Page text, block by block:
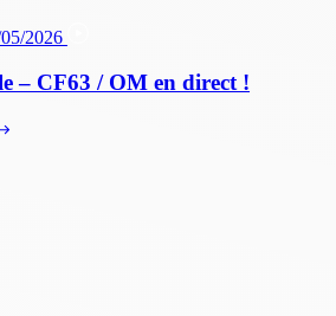
2026
– CF63 / OM en direct !